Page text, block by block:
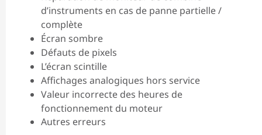
d’instruments en cas de panne partielle /
complète
Écran sombre
Défauts de pixels
L’écran scintille
Affichages analogiques hors service
Valeur incorrecte des heures de
fonctionnement du moteur
Autres erreurs